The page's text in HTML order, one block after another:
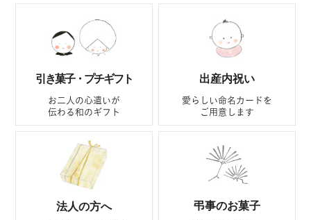
引き菓子・プチギフト
お二人の心遣いが
伝わる和のギフト
出産内祝い
愛らしい命名カードを
ご用意します
法人の方へ 弔事のお菓子